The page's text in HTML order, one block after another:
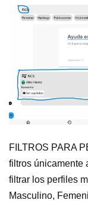
FILTROS PARA
filtros únicamente
filtrar los perfiles
Masculino,